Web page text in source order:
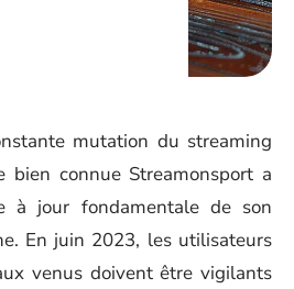
mutation du streaming
bien connue Streamonsport a
à jour fondamentale de son
En juin 2023, les utilisateurs
venus doivent être vigilants